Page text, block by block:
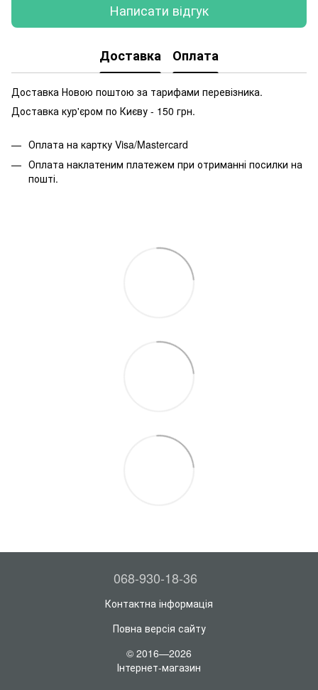
Написати відгук
Доставка Оплата
Доставка Новою поштою за тарифами перевізника.
Доставка кур'єром по Києву - 150 грн.
Оплата на картку Visa/Mastercard
Оплата наклатеним платежем при отриманні посилки на
пошті.
068-930-18-36
Контактна інформація
Повна версія сайту
© 2016—2026
Інтернет-магазин